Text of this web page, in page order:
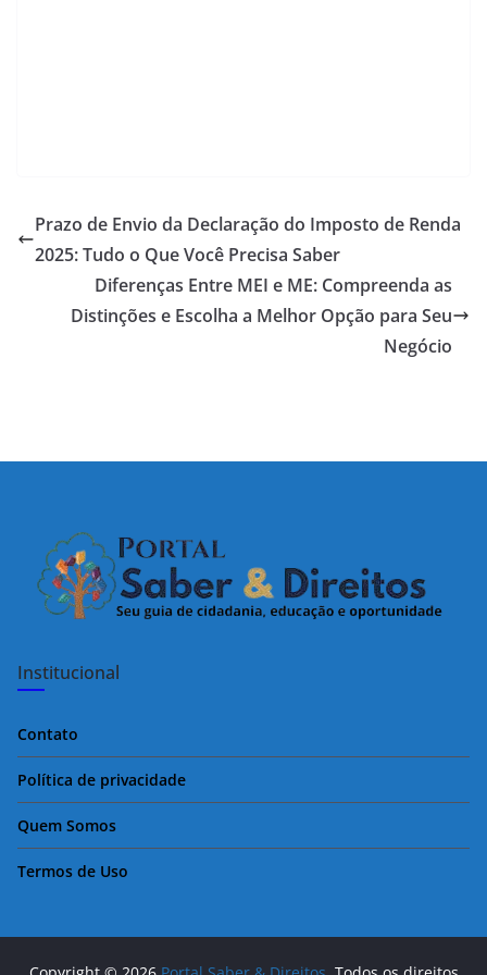
Prazo de Envio da Declaração do Imposto de Renda
2025: Tudo o Que Você Precisa Saber
Diferenças Entre MEI e ME: Compreenda as
Distinções e Escolha a Melhor Opção para Seu
Negócio
Institucional
Contato
Política de privacidade
Quem Somos
Termos de Uso